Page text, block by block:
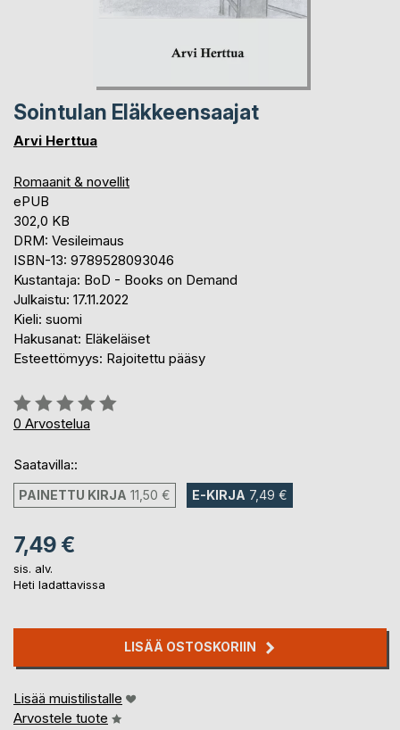
Sointulan Eläkkeensaajat
Arvi Herttua
Romaanit & novellit
ePUB
302,0 KB
DRM: Vesileimaus
ISBN-13: 9789528093046
Kustantaja: BoD - Books on Demand
Julkaistu: 17.11.2022
Kieli: suomi
Hakusanat: Eläkeläiset
Esteettömyys: Rajoitettu pääsy
Arvostelu::
0%
0 Arvostelua
Saatavilla::
PAINETTU KIRJA 11,50 € E-KIRJA 7,49 €
7,49 €
sis. alv.
Heti ladattavissa
LISÄÄ OSTOSKORIIN
Lisää muistilistalle
Arvostele tuote